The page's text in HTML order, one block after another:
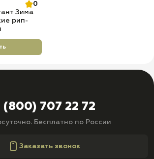
0
Зима
рип-
(800) 707 22 72
Бесплатно по России
Заказать звонок